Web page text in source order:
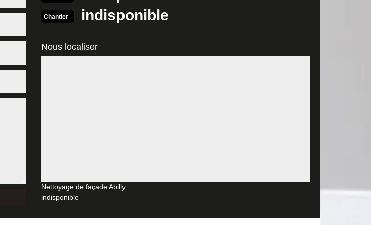
prestation impeccable, mais vous gagnerez également en la payant à un prix très raisonnable.
avec nos chargés de clientèle.
MD Rénovation
route un processus. Ce dernier a pour rôle de donner immédiatement aux clients un devis de
application est à votre disposition. Vous serez satisfait de son utilisation, car vous obtiendrez
vous avez des questions supplémentaires ou voulez d’autres informations, n’hésitez pas à
fiez-vous à MD Rénovation
faire faire un nettoyage de façade à prix abordable. En effet, depuis que nous nous sommes
utilisant la nébulisation, soit en projetant de l’eau à très haute pression. Notre équipe peut
utilisant un volume excessif d’eau. Parmi les méthodes de nettoyage à sec, on a le peeling
Chantier indisponible
Nous localiser
Nettoyage de façade Abilly
indisponible